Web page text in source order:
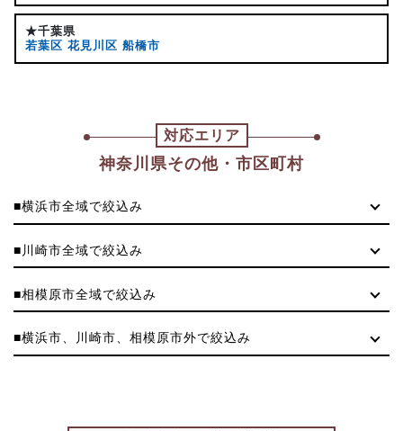
★千葉県
若葉区 花見川区 船橋市
対応エリア
神奈川県その他・市区町村
■横浜市全域で絞込み
■川崎市全域で絞込み
■相模原市全域で絞込み
■横浜市、川崎市、相模原市外で絞込み